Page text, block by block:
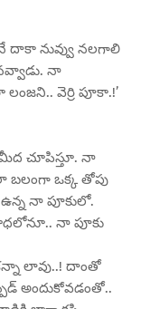
దాకా నువ్వు నలగాలి
నా
వెర్రి పూకా.!’
చూపిస్తూ. నా
ఒక్క తోపు
నా పూకులో.
నా పూకు
లావు..! దాంతో
అందుకోవడంతో..